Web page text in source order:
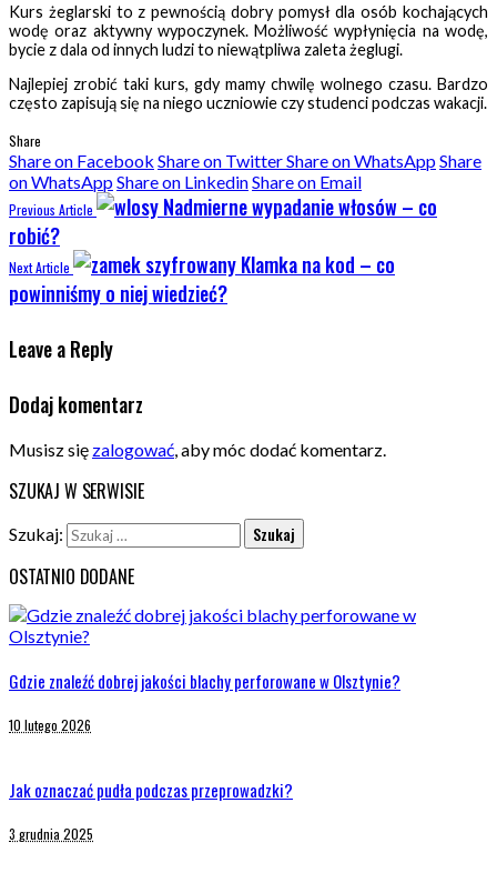
Kurs żeglarski to z pewnością dobry pomysł dla osób kochających
wodę oraz aktywny wypoczynek. Możliwość wypłynięcia na wodę,
bycie z dala od innych ludzi to niewątpliwa zaleta żeglugi.
Najlepiej zrobić taki kurs, gdy mamy chwilę wolnego czasu. Bardzo
często zapisują się na niego uczniowie czy studenci podczas wakacji.
Share
Share on Facebook Share on TwitterShare on WhatsAppShare
on WhatsAppShare on LinkedinShare on Email
Previous Article
Nadmierne wypadanie włosów – co
robić?
Next Article
Klamka na kod – co
powinniśmy o niej wiedzieć?
Leave a Reply
Dodaj komentarz
Musisz się zalogować , aby móc dodać komentarz.
SZUKAJ W SERWISIE
Szukaj:
OSTATNIO DODANE
Gdzie znaleźć dobrej jakości blachy perforowane w Olsztynie?
10 lutego 2026
Jak oznaczać pudła podczas przeprowadzki?
3 grudnia 2025